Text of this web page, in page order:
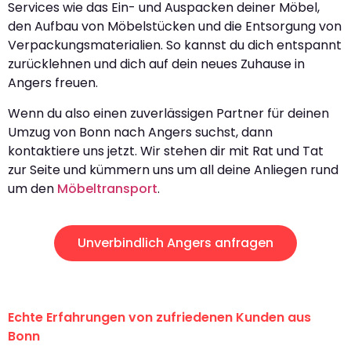
Services wie das Ein- und Auspacken deiner Möbel,
den Aufbau von Möbelstücken und die Entsorgung von
Verpackungsmaterialien. So kannst du dich entspannt
zurücklehnen und dich auf dein neues Zuhause in
Angers freuen.
Wenn du also einen zuverlässigen Partner für deinen
Umzug von Bonn nach Angers suchst, dann
kontaktiere uns jetzt. Wir stehen dir mit Rat und Tat
zur Seite und kümmern uns um all deine Anliegen rund
um den Möbeltransport.
Unverbindlich Angers anfragen
Echte Erfahrungen von zufriedenen Kunden aus
Bonn